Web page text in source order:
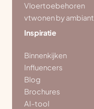
Vloertoebehoren
vtwonen by ambiant
Inspiratie
Binnenkijken
Influencers
Blog
Brochures
AI-tool